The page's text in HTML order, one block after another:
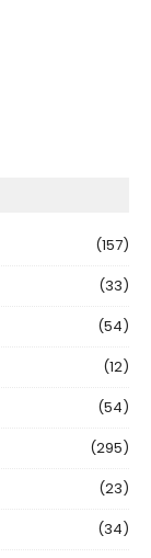
(157)
(33)
(54)
(12)
(54)
(295)
(23)
(34)